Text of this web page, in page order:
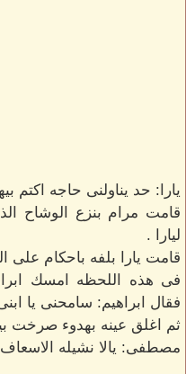
يارا: حد يناولنى حاجه اكتم
قامت مرام بنزع الوشاح
ليارا .
قامت يارا بلفه باحكام على
فى هذه اللحظه امسك
فقال ابراهيم: سامحنى يا
ثم اغلق عينه بهدوء صرخت
مصطفى: يالا نشيله